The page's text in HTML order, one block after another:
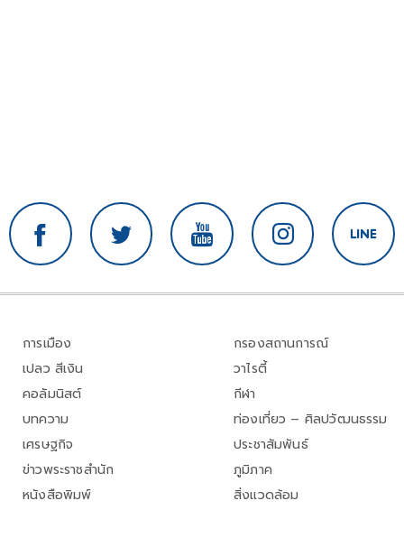
การเมือง
เปลว สีเงิน
คอลัมนิสต์
บทความ
เศรษฐกิจ
ข่าวพระราชสำนัก
หนังสือพิมพ์
กรองสถานการณ์
วาไรตี้
กีฬา
ท่องเที่ยว – ศิลปวัฒนธรรม
ประชาสัมพันธ์
ภูมิภาค
สิ่งแวดล้อม